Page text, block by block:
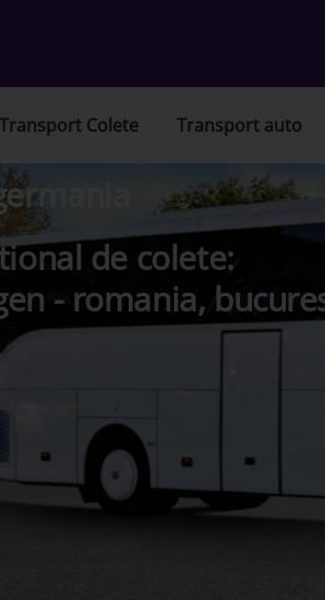
Transport Colete Transport auto
de colete:
- romania,